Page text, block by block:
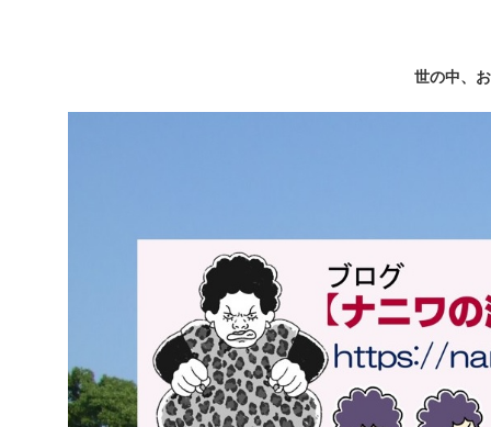
世の中、